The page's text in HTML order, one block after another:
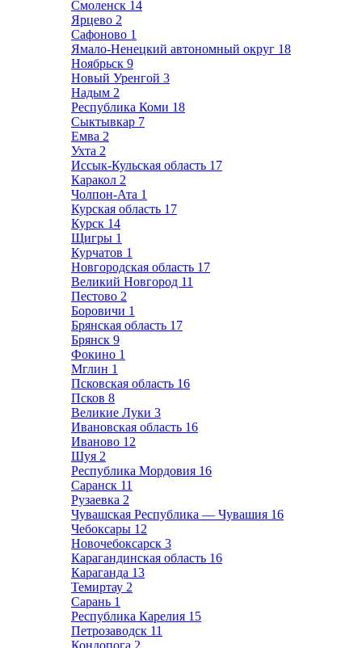
Смоленск 14
Ярцево 2
Сафоново 1
Ямало-Ненецкий автономный округ 18
Ноябрьск 9
Новый Уренгой 3
Надым 2
Республика Коми 18
Сыктывкар 7
Емва 2
Ухта 2
Иссык-Кульская область 17
Каракол 2
Чолпон-Ата 1
Курская область 17
Курск 14
Щигры 1
Курчатов 1
Новгородская область 17
Великий Новгород 11
Пестово 2
Боровичи 1
Брянская область 17
Брянск 9
Фокино 1
Мглин 1
Псковская область 16
Псков 8
Великие Луки 3
Ивановская область 16
Иваново 12
Шуя 2
Республика Мордовия 16
Саранск 11
Рузаевка 2
Чувашская Республика — Чувашия 16
Чебоксары 12
Новочебоксарск 3
Карагандинская область 16
Караганда 13
Темиртау 2
Сарань 1
Республика Карелия 15
Петрозаводск 11
Кондопога 2